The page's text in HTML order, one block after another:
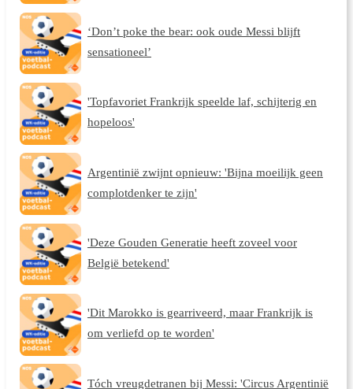
‘Don’t poke the bear: ook oude Messi blijft
sensationeel’
'Topfavoriet Frankrijk speelde laf, schijterig en
hopeloos'
Argentinië zwijnt opnieuw: 'Bijna moeilijk geen
complotdenker te zijn'
'Deze Gouden Generatie heeft zoveel voor
België betekend'
'Dit Marokko is gearriveerd, maar Frankrijk is
om verliefd op te worden'
Tóch vreugdetranen bij Messi: 'Circus Argentinië